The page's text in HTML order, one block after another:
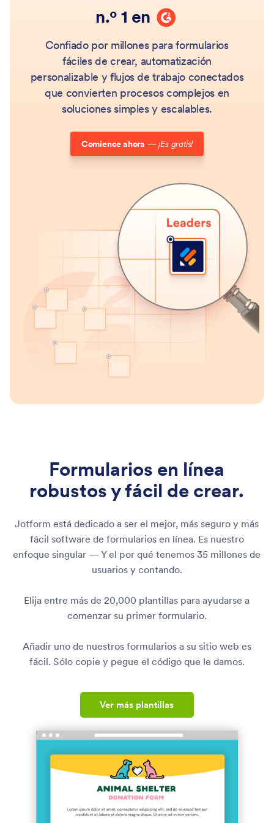
n.º 1 en G2
Confiado por millones para formularios
fáciles de crear, automatización
personalizable y flujos de trabajo conectados
que convierten procesos complejos en
soluciones simples y escalables.
Comience ahora —¡Es gratis!
Formularios en línea
robustos y fácil de crear.
Jotform está dedicado a ser el mejor, más seguro y más
fácil software de formularios en línea. Es nuestro
enfoque singular — Y el por qué tenemos 35 millones de
usuarios y contando.
Elija entre más de 20,000 plantillas para ayudarse a
comenzar su primer formulario.
Añadir uno de nuestros formularios a su sitio web es
fácil. Sólo copie y pegue el código que le damos.
Ver más plantillas